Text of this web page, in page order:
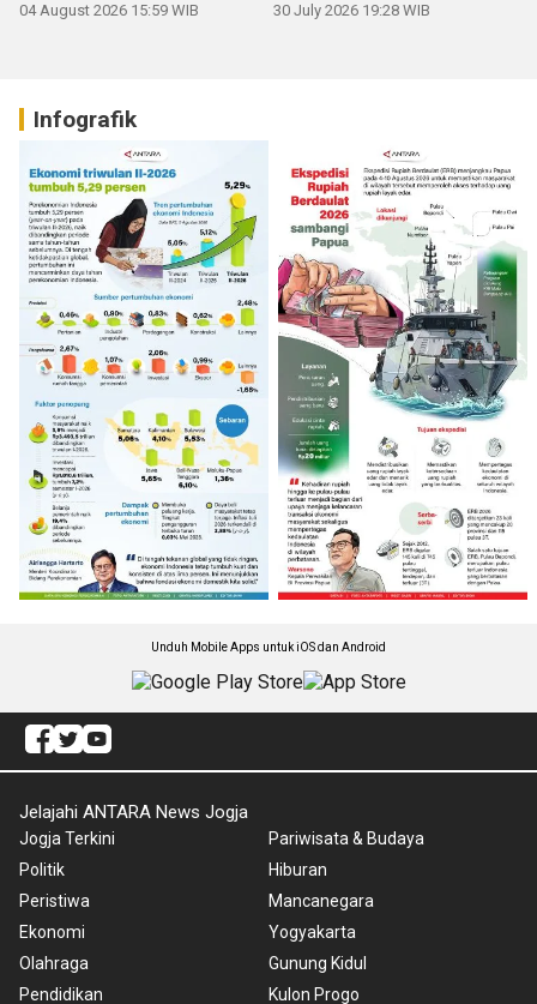
04 August 2026 15:59 WIB 30 July 2026 19:28 WIB
Infografik
Unduh Mobile Apps untuk iOS dan Android
Jelajahi ANTARA News Jogja
Jogja Terkini
Politik
Peristiwa
Ekonomi
Olahraga
Pendidikan
Pariwisata & Budaya
Hiburan
Mancanegara
Yogyakarta
Gunung Kidul
Kulon Progo